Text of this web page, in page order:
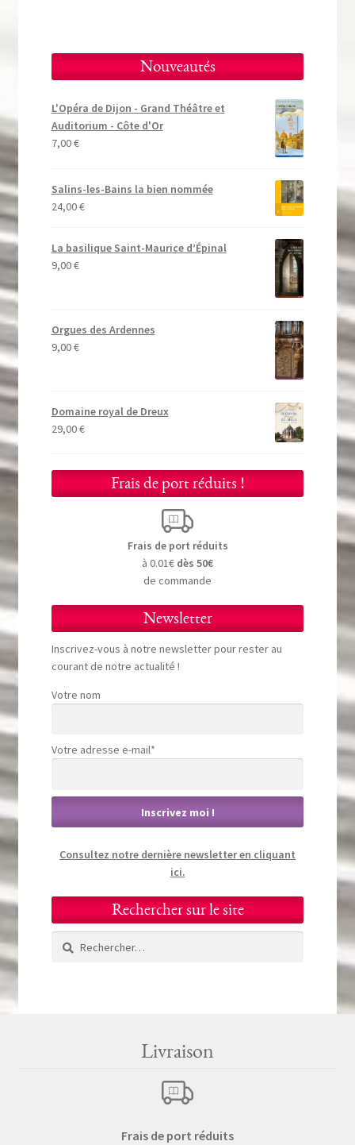
Nouveautés
L'Opéra de Dijon - Grand Théâtre et
Auditorium - Côte d'Or
7,00€
Salins-les-Bains la bien nommée
24,00€
La basilique Saint-Maurice d’Épinal
9,00€
Orgues des Ardennes
9,00€
Domaine royal de Dreux
29,00€
Frais de port réduits !
Frais de port réduits
à 0.01€ dès 50€
de commande
Newsletter
Inscrivez-vous à notre newsletter pour rester au
courant de notre actualité !
Votre nom
Votre adresse e-mail*
Consultez notre dernière newsletter en cliquant
ici.
Rechercher sur le site
Rechercher :
Livraison
Frais de port réduits